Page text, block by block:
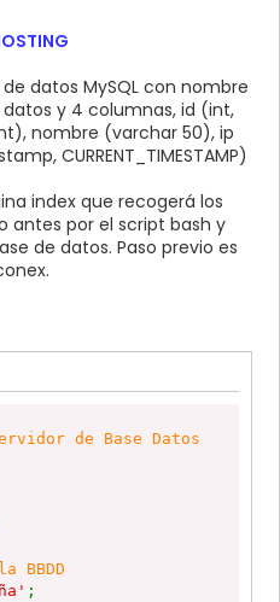
datos MySQL con nombre
y 4 columnas, id (int,
nombre (varchar 50), ip
CURRENT_TIMESTAMP)
index que recogerá los
antes por el script bash y
de datos. Paso previo es
de Base Datos
BBDD
;